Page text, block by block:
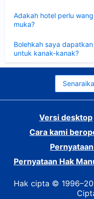
Adakah hotel perlu
muka?
Bolehkah saya
untuk kanak-kanak?
Versi desktop
Cara kami
Pernyataan Hak
Hak cipta ©